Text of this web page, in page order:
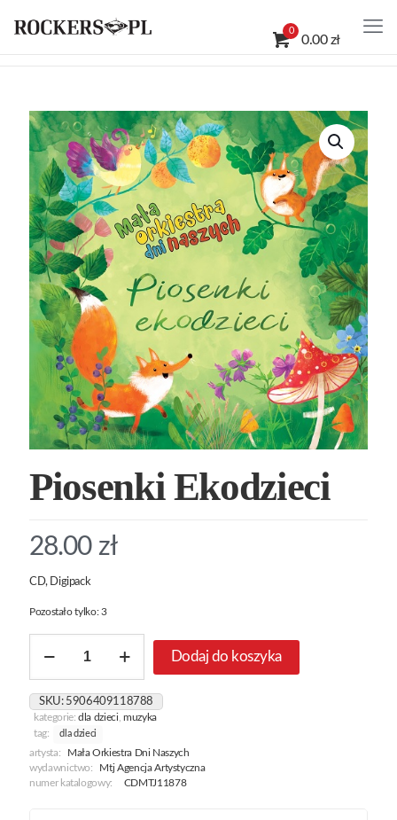
0
0.00 zł
Piosenki Ekodzieci
28.00 zł
CD, Digipack
Pozostało tylko: 3
Piosenki
Dodaj do koszyka
SKU: 5906409118788
kategorie:dla dzieci, muzyka
tag:
dla dzieci
artysta:
Mała Orkiestra Dni Naszych
wydawnictwo:
Mtj Agencja Artystyczna
numer katalogowy:
CDMTJ11878